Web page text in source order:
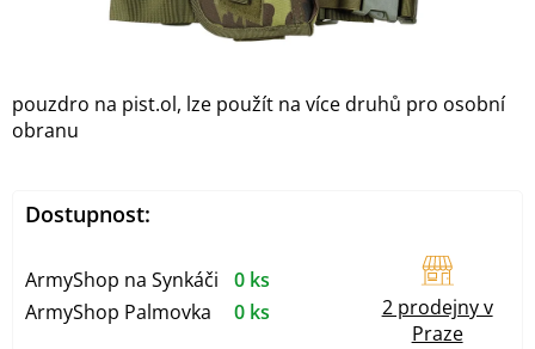
pouzdro na pist.ol, lze použít na více druhů pro osobní
obranu
Dostupnost:
ArmyShop na Synkáči
0 ks
ArmyShop Palmovka
0 ks
2 prodejny v
Praze